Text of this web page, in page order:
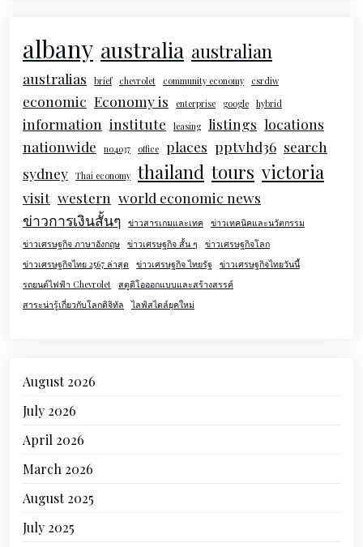
albany australia australian
australias brief chevrolet community economy csrdiw
economic Economy is enterprise google hybrid
information institute leasing listings locations
nationwide
no4037 office places pptvhd36 search
sydney Thai economy thailand tours victoria
visit western world economic news
ข่าวการเงินสั้นๆ ข่าวสารเกมและเทค ข่าวเทคนิคและนวัตกรรม
ข่าวเศรษฐกิจ ภาษาอังกฤษ ข่าวเศรษฐกิจ สั้น ๆ
ข่าวเศรษฐกิจโลก
ข่าวเศรษฐกิจไทย 2567 ล่าสุด
ข่าวเศรษฐกิจ ไทยรัฐ ข่าวเศรษฐกิจไทยวันนี้
รถยนต์ไฟฟ้า Chevrolet สตูดิโอออกแบบและสร้างสรรค์
สาระน่ารู้เกี่ยวกับโลกดิจิทัล
ไลฟ์สไตล์ยุคใหม่
August 2026
July 2026
April 2026
March 2026
August 2025
July 2025